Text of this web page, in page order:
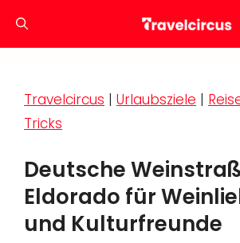
Inhalt
Travelcircus | Urlaubsziele |
Tricks
Deutsche
Eldorado für
und Kulturfreunde